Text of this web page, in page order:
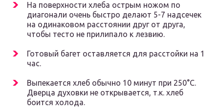
На поверхности хлеба острым ножом по
диагонали очень быстро делают 5-7 надсечек
на одинаковом расстоянии друг от друга,
чтобы тесто не прилипало к лезвию.
Готовый багет оставляется для расстойки на 1
час.
Выпекается хлеб обычно 10 минут при 250°С.
Дверца духовки не открывается, т.к. хлеб
боится холода.